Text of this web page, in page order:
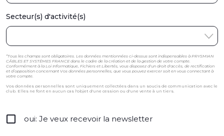
Secteur(s) d'activité(s)
*Tous les champs sont obligatoires. Les données mentionnées ci-dessus sont indispensables à PRYSMIAN
CÂBLES ET SYSTÈMES FRANCE dans le cadre de la création et de la gestion de votre compte.
Conformément à la Loi Informatique, Fichiers et Libertés, vous disposez d'un droit d'accès, de rectification
et d’opposition concernant Vos données personnelles, que vous pouvez exercer soit en vous connectant à
votre compte.
Vos données personnelles sont uniquement collectées dans un soucis de communication avec le
club. Elles ne font en aucun cas l'objet d'une cession ou d'une vente à un tiers.
oui: Je veux recevoir la newsletter